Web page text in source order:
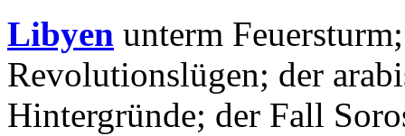
Libyen unterm
Revolutionslügen; der
Hintergründe; der Fall